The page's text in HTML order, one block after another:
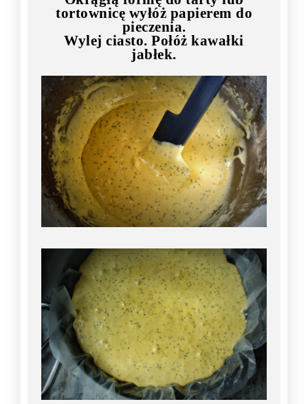
tortownicę wyłóż papierem do
pieczenia.
Wylej ciasto. Połóż kawałki
jabłek.